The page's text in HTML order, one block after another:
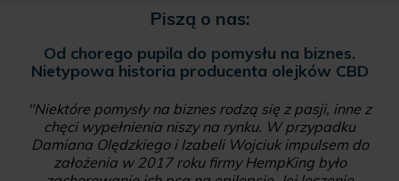
Piszą o nas:
Od chorego pupila do pomysłu na biznes.
Nietypowa historia producenta olejków CBD
"Niektóre pomysły na biznes rodzą się z pasji, inne z
chęci wypełnienia niszy na rynku. W przypadku
Damiana Olędzkiego i Izabeli Wojciuk impulsem do
założenia w 2017 roku firmy HempKing było